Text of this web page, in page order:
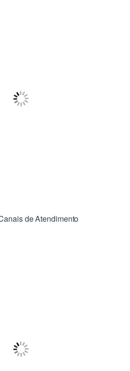
de Atendimento